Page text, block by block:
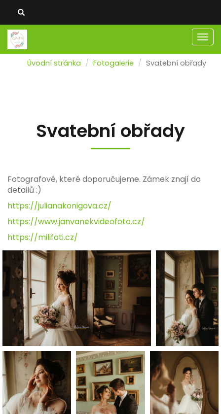
Úvodní stránka Fotogalerie Svatební obřady
Svatební obřady
Fotografové, které doporučujeme. Zámek znají do
detailů :)
https://julianakonigova.cz/
https://www.janvanekvideofoto.cz/
https://milifoti.cz/